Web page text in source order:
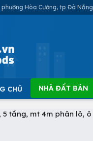
phường Hòa Cường, tp Đà Nẵng
CHỦ NHÀ ĐẤT BÁN